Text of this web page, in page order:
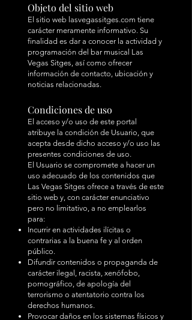
Objeto del sitio web
El sitio web lasvegassitges.com tiene
carácter meramente informativo. Su
finalidad es dar a conocer la actividad y
programación del bar musical Las
Vegas Sitges, así como ofrecer
información de contacto, ubicación y
noticias relacionadas.
Condiciones de uso
El acceso y/o uso de este portal
atribuye la condición de Usuario, que
acepta desde dicho acceso y/o uso las
presentes condiciones de uso.
El Usuario se compromete a hacer un
uso adecuado de los contenidos que
Las Vegas Sitges ofrece a través de este
sitio web y, con carácter enunciativo
pero no limitativo, a no emplearlos
para:
Incurrir en actividades ilícitas o
contrarias a la buena fe y al orden
público.
Difundir contenidos o propaganda de
carácter ilegal, racista, xenófobo,
pornográfico, de apología del
terrorismo o atentatorio contra los
derechos humanos.
Provocar daños en los sistemas físicos y